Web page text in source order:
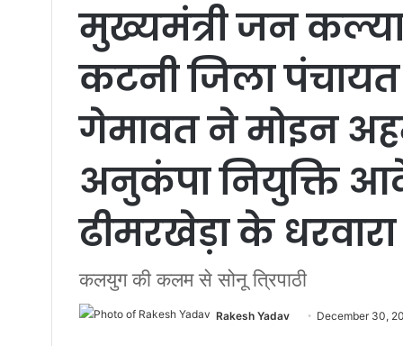
मुख्यमंत्री जन
कटनी जिला पंचायत
गेमावत ने मोइन
अनुकंपा नियुक्ति
ढीमरखेड़ा के
कलयुग की कलम से सोनू त्रिपाठी
Rakesh Yadav December 30,